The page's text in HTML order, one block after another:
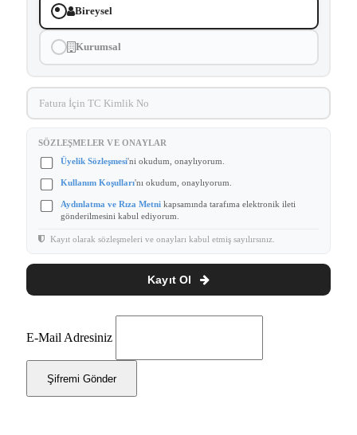
Bireysel
Kurumsal
SÖZLEŞMELER VE ONAYLAR
Üyelik Sözleşmesi'ni okudum, onaylıyorum.
Kullanım Koşulları'nı okudum, onaylıyorum.
Aydınlatma ve Rıza Metni kapsamında tarafıma elektronik ileti
gönderilmesini kabul ediyorum.
Kayıt olarak sözleşmeleri ve onayları kabul etmiş sayılırsınız.
Kayıt Ol
E-Mail Adresiniz
Şifremi Gönder